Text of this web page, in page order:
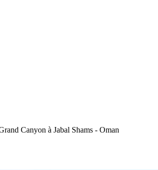
Canyon à Jabal Shams - Oman